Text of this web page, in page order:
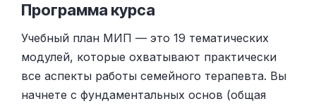
Программа курса
Учебный план МИП — это 19 тематических
модулей, которые охватывают практически
все аспекты работы семейного терапевта. Вы
начнете с фундаментальных основ (общая